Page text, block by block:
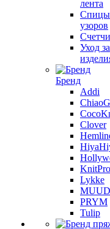
лента
Спицы
узоров
Уход за
Бренд
Addi
Clover
KnitPro
Lykke
MUUD
PRYM
Tulip